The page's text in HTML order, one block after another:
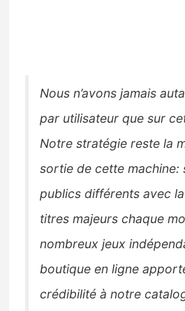
Nous n’avons jamais
par utilisateur que sur
Notre stratégie reste la
sortie de cette machine:
publics différents avec
titres majeurs chaque
nombreux jeux
boutique en ligne
crédibilité à notre